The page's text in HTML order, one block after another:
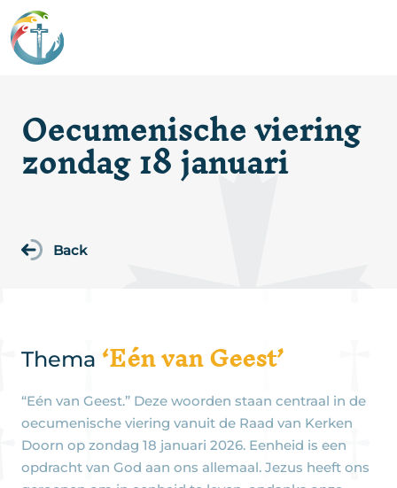
Oecumenische viering
zondag 18 januari
Back
Thema ‘Eén van Geest’
“Eén van Geest.” Deze woorden staan centraal in de
oecumenische viering vanuit de Raad van Kerken
Doorn op zondag 18 januari 2026. Eenheid is een
opdracht van God aan ons allemaal. Jezus heeft ons